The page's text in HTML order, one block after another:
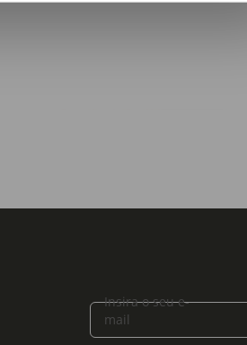
Insira o seu e-
mail